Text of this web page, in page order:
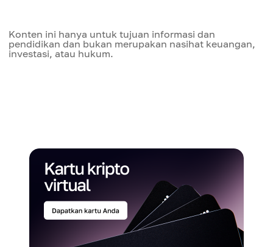
Konten ini hanya untuk tujuan informasi dan
pendidikan dan bukan merupakan nasihat keuangan,
investasi, atau hukum.